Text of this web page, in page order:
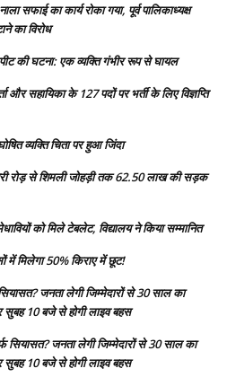
सफाई का कार्य रोका गया, पूर्व पालिकाध्यक्ष
का विरोध
की घटना: एक व्यक्ति गंभीर रूप से घायल
और सहायिका के 127 पदों पर भर्ती के लिए विज्ञप्ति
व्यक्ति चिता पर हुआ जिंदा
बेरी रोड़ से शिमली जोहड़ी तक 62.50 लाख की सड़क
को मिले टेबलेट, विद्यालय ने किया सम्मानित
में मिलेगा 50% किराए में छूट!
जनता लेगी जिम्मेदारों से 30 साल का
सुबह 10 बजे से होगी लाइव बहस
सियासत? जनता लेगी जिम्मेदारों से 30 साल का
सुबह 10 बजे से होगी लाइव बहस